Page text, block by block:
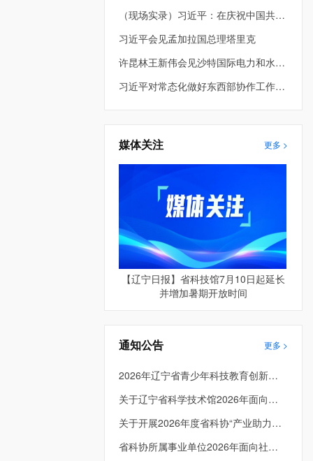
（现场实录）习近平：在庆祝中国共产党成立105周年大会上的讲话
习近平会见孟加拉国总理塔里克
许昆林王新伟会见沙特国际电力和水务公司董事长穆罕默德·阿布纳扬
习近平对常态化做好东西部协作工作作出重要指示
媒体关注 更多 >
【辽宁日报】省科技馆7月10日起延长
并增加暑期开放时间
通知公告 更多 >
2026年辽宁省青少年科技教育创新成果大赛成绩公示
关于辽宁省科学技术馆2026年面向社会公开招聘进入面试考生总成绩及体检人员名单的公告
关于开展2026年度省科协“产业助力工程” 项目申报工作的通知
省科协所属事业单位2026年面向社会公开招聘工作人员面试公告